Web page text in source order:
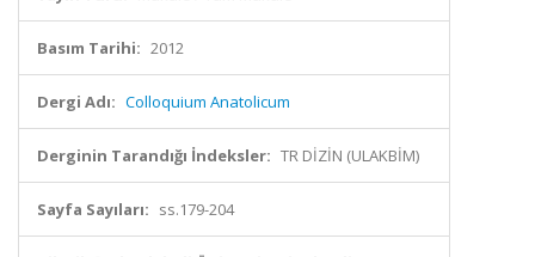
Basım Tarihi: 2012
Dergi Adı: Colloquium Anatolicum
Derginin Tarandığı İndeksler: TR DİZİN (ULAKBİM)
Sayfa Sayıları: ss.179-204